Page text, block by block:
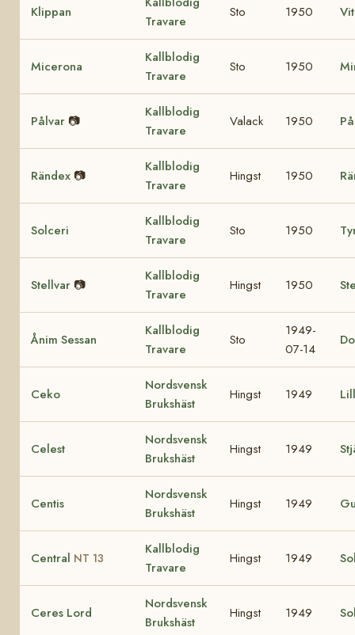
Klippan
Travare
Sto 1950
Micerona
Kallblodig
Travare
Sto 1950
Pålvar 📷
Kallblodig
Travare
Valack 1950
Rändex 📷
Kallblodig
Travare
Hingst 1950
Solceri
Kallblodig
Travare
Sto 1950
Stellvar 📷
Kallblodig
Travare
Hingst 1950
Ånim Sessan
Kallblodig
Travare
Sto
1949-
07-14
Ceko
Nordsvensk
Brukshäst
Hingst 1949
Celest
Nordsvensk
Brukshäst
Hingst 1949
Centis
Nordsvensk
Brukshäst
Hingst 1949
Central NT 13
Kallblodig
Travare
Hingst 1949
Ceres Lord
Nordsvensk
Brukshäst
Hingst 1949